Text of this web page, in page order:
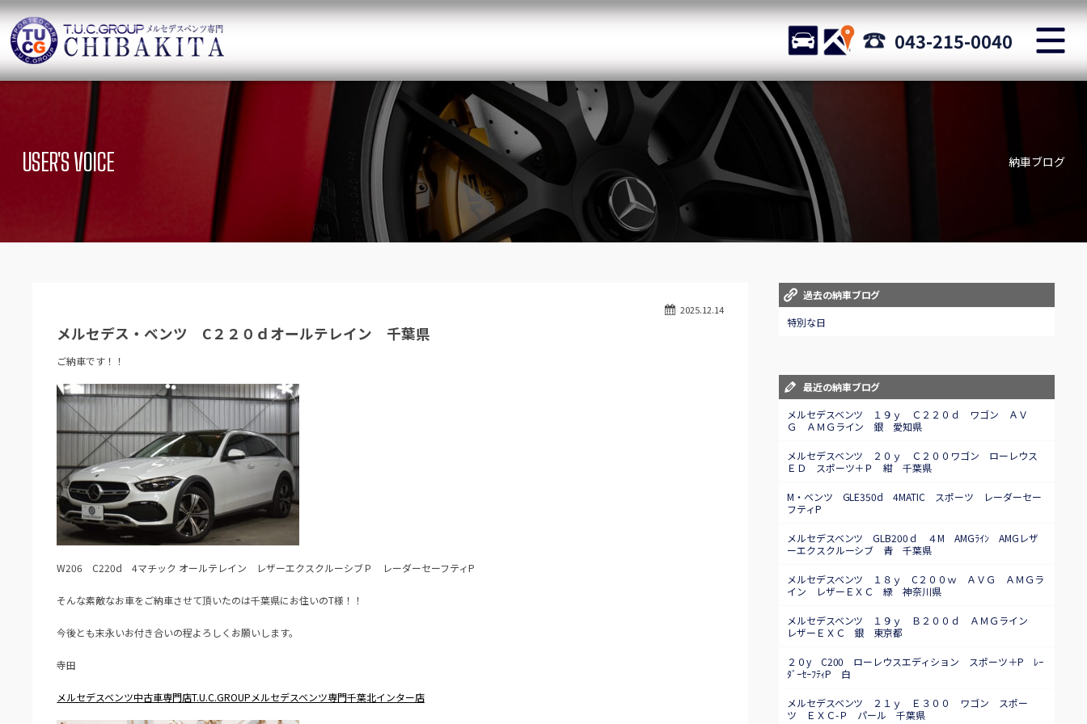
TUCグループ メルセデスベンツ専門 千葉北インター店
STOCK ACCESS 043-215-0040
ニュース 在庫リスト
SUV Stock list
目玉車両一覧
Features Stock list
保証＆サービス アクセスマップ
Delivery service
特別作業について
Special service
オーダーサービス 買取無料査定
スタッフblog
Staff blog
会社概要
USER'S VOICE 納車ブログ
2025.12.14
メルセデス・ベンツ C２２０ｄオールテレイン 千葉県
ご納車です！！
W206 C220d 4マチック オールテレイン レザーエクスクルーシブＰ レーダーセーフティP
そんな素敵なお車をご納車させて頂いたのは千葉県にお住いのT様！！
今後とも末永いお付き合いの程よろしくお願いします。
寺田
メルセデスベンツ中古車専門店T.U.C.GROUPメルセデスベンツ専門千葉北インター店
過去の納車ブログ
特別な日
最近の納車ブログ
メルセデスベンツ １９ｙ Ｃ２２０ｄ ワゴン ＡＶ
Ｇ ＡＭＧライン 銀 愛知県
メルセデスベンツ ２０ｙ Ｃ２００ワゴン ローレウス
ＥＤ スポーツ＋Ｐ 紺 千葉県
M・ベンツ GLE350d 4MATIC スポーツ レーダーセー
フティP
メルセデスベンツ GLB200ｄ ４M AMGﾗｲﾝ AMGレザ
ーエクスクルーシブ 青 千葉県
メルセデスベンツ １８ｙ C２００ｗ ＡＶＧ ＡＭＧラ
イン レザーＥＸＣ 緑 神奈川県
メルセデスベンツ １９ｙ Ｂ２００ｄ ＡＭＧライン
レザーＥＸＣ 銀 東京都
２０y C200 ローレウスエディション スポーツ＋P ﾚｰ
ﾀﾞｰｾｰﾌﾃｨP 白
メルセデスベンツ ２１ｙ Ｅ３００ ワゴン スポー
ツ ＥＸＣ-Ｐ パール 千葉県